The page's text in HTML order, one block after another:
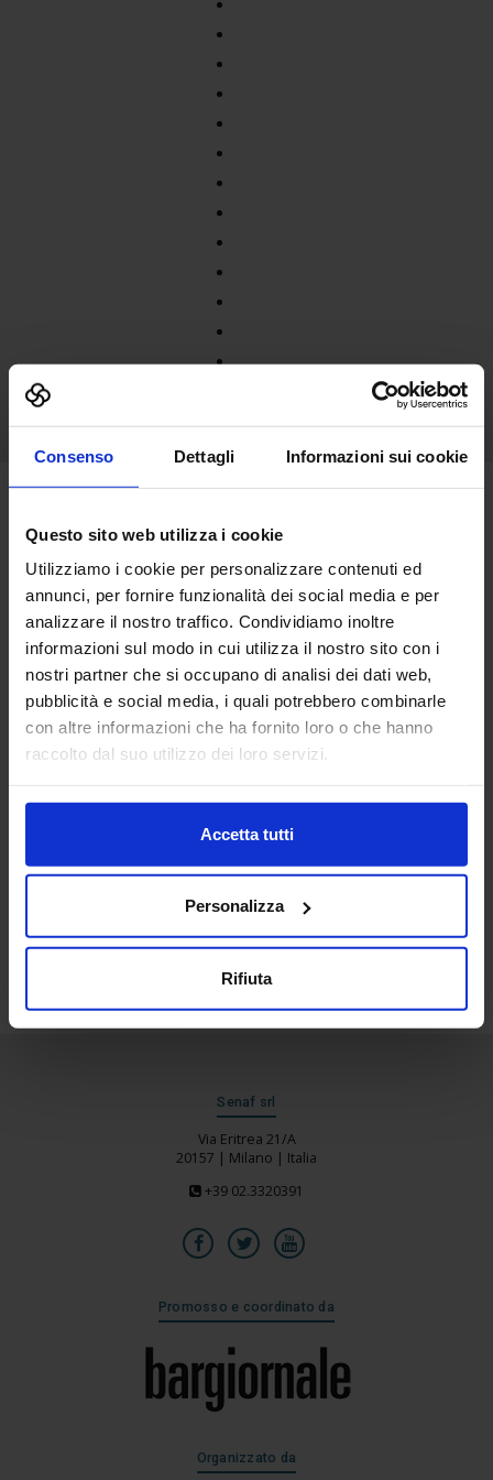
Consenso Dettagli Informazioni sui cookie
Questo sito web utilizza i cookie
Utilizziamo i cookie per personalizzare contenuti ed
annunci, per fornire funzionalità dei social media e per
analizzare il nostro traffico. Condividiamo inoltre
informazioni sul modo in cui utilizza il nostro sito con i
nostri partner che si occupano di analisi dei dati web,
pubblicità e social media, i quali potrebbero combinarle
con altre informazioni che ha fornito loro o che hanno
raccolto dal suo utilizzo dei loro servizi.
Accetta tutti
Personalizza
Rifiuta
2017-09-26-
MIXOLOGY_FABIO-
RAFFAELLI_21
Senaf srl
Via Eritrea 21/A
20157 | Milano | Italia
+39 02.3320391
Promosso e coordinato da
Organizzato da